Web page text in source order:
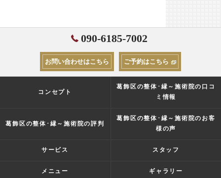
090-6185-7002
お問い合わせはこちら ご予約はこちら
コンセプト
葛飾区の整体･縁～施術院の口コ
ミ情報
葛飾区の整体･縁～施術院の評判
葛飾区の整体･縁～施術院のお客
様の声
サービス スタッフ
メニュー ギャラリー